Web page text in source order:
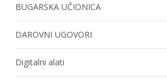
BUGARSKA UČIONICA
DAROVNI UGOVORI
Digitalni alati